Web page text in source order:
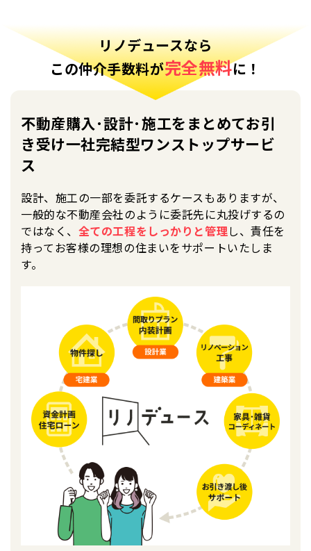
リノデュースなら
この仲介手数料が完全無料に！
不動産購入･設計･施工をまとめてお引
き受け一社完結型ワンストップサービ
ス
設計、施工の一部を委託するケースもありますが、
一般的な不動産会社のように委託先に丸投げするの
ではなく、 全ての工程をしっかりと管理し、責任を
持ってお客様の理想の住まいをサポートいたしま
す。